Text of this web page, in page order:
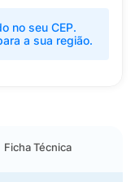
no seu CEP.
a sua região.
Ficha Técnica